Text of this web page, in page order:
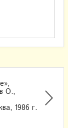
О.,
1986 г.